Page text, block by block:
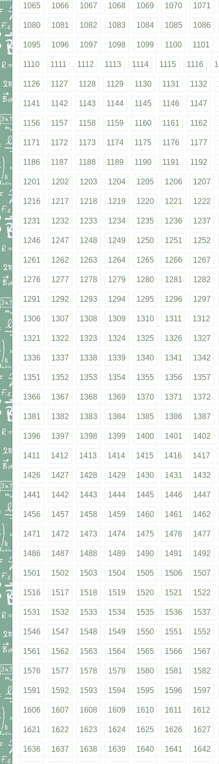
1065 1066 1067 1068 1069 1070 1071
1080 1081 1082 1083 1084 1085 1086
1095 1096 1097 1098 1099 1100 1101
1110 1111 1112 1113 1114 1115 1116
1126 1127 1128 1129 1130 1131 1132
1141 1142 1143 1144 1145 1146 1147
1156 1157 1158 1159 1160 1161 1162
1171 1172 1173 1174 1175 1176 1177
1186 1187 1188 1189 1190 1191 1192
1201 1202 1203 1204 1205 1206 1207
1216 1217 1218 1219 1220 1221 1222
1231 1232 1233 1234 1235 1236 1237
1246 1247 1248 1249 1250 1251 1252
1261 1262 1263 1264 1265 1266 1267
1276 1277 1278 1279 1280 1281 1282
1291 1292 1293 1294 1295 1296 1297
1306 1307 1308 1309 1310 1311 1312
1321 1322 1323 1324 1325 1326 1327
1336 1337 1338 1339 1340 1341 1342
1351 1352 1353 1354 1355 1356 1357
1366 1367 1368 1369 1370 1371 1372
1381 1382 1383 1384 1385 1386 1387
1396 1397 1398 1399 1400 1401 1402
1411 1412 1413 1414 1415 1416 1417
1426 1427 1428 1429 1430 1431 1432
1441 1442 1443 1444 1445 1446 1447
1456 1457 1458 1459 1460 1461 1462
1471 1472 1473 1474 1475 1476 1477
1486 1487 1488 1489 1490 1491 1492
1501 1502 1503 1504 1505 1506 1507
1516 1517 1518 1519 1520 1521 1522
1531 1532 1533 1534 1535 1536 1537
1546 1547 1548 1549 1550 1551 1552
1561 1562 1563 1564 1565 1566 1567
1576 1577 1578 1579 1580 1581 1582
1591 1592 1593 1594 1595 1596 1597
1606 1607 1608 1609 1610 1611 1612
1621 1622 1623 1624 1625 1626 1627
1636 1637 1638 1639 1640 1641 1642